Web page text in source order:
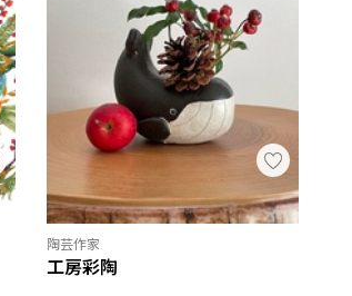
陶芸作家
工房彩陶